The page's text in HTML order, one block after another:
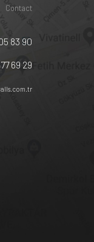
Contact
83 90
69 29